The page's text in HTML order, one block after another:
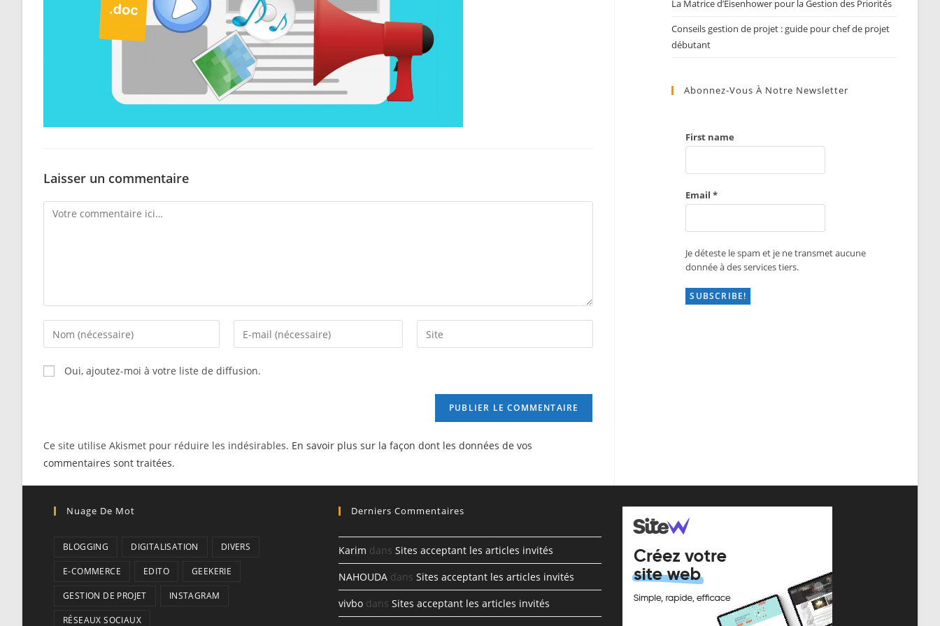
Laisser un commentaire
Comment
Enter
your
name
or
Enter
your
Saisir
l’URL
Oui, ajoutez-moi à votre liste de diffusion.
Ce site utilise Akismet pour réduire les indésirables. En savoir plus sur la façon dont les données de vos
commentaires sont traitées.
La Matrice d’Eisenhower pour la Gestion des Priorités
Conseils gestion de projet : guide pour chef de projet
débutant
Abonnez-Vous À Notre Newsletter
First name
Email*
Je déteste le spam et je ne transmet aucune
donnée à des services tiers.
Nuage De Mot
BLOGGING DIGITALISATION DIVERS
E-COMMERCE EDITO GEEKERIE
GESTION DE PROJET INSTAGRAM
RÉSEAUX SOCIAUX
Derniers Commentaires
Karim dans Sites acceptant les articles invités
NAHOUDAdans Sites acceptant les articles invités
vivbodans Sites acceptant les articles invités